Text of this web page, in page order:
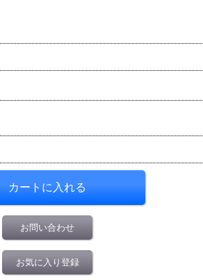
お問い合わせ
お気に入り登録